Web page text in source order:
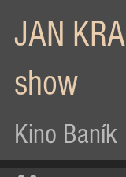
JAN
show
Kino Baník